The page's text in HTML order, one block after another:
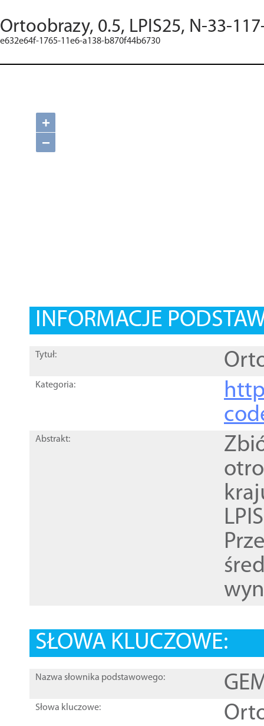
Ortoobrazy, 0.5, LPIS25, N-33-
e632e64f-1765-11e6-a138-b870f44b6730
+
−
INFORMACJE
Tytuł:
Kategoria:
Abstrakt:
SŁOWA KLUCZOWE:
Nazwa słownika podstawowego:
Słowa kluczowe: